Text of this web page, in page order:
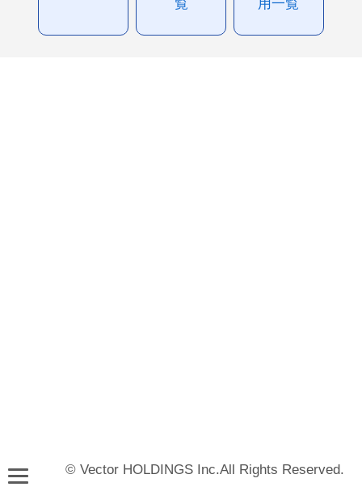
覧
用一覧
© Vector HOLDINGS Inc.All Rights Reserved.